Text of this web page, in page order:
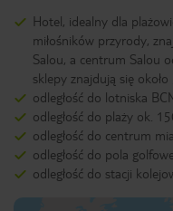
Hotel, idealny dla
miłośników przyrody,
Salou, a centrum Salou
sklepy znajdują się
odległość do lotniska
odległość do plaży ok.
odległość do centrum
odległość do pola
odległość do stacji